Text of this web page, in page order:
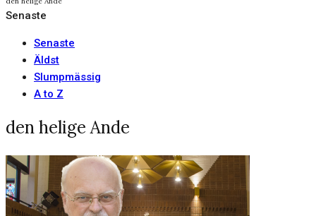
Senaste
Senaste
Äldst
Slumpmässig
A to Z
den helige Ande